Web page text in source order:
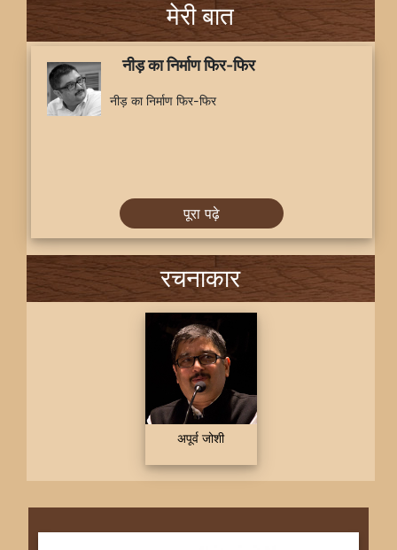
मेरी बात
नीड़ का निर्माण फिर-फिर
नीड़ का निर्माण फिर-फिर
पूरा पढ़े
रचनाकार
अपूर्व जोशी